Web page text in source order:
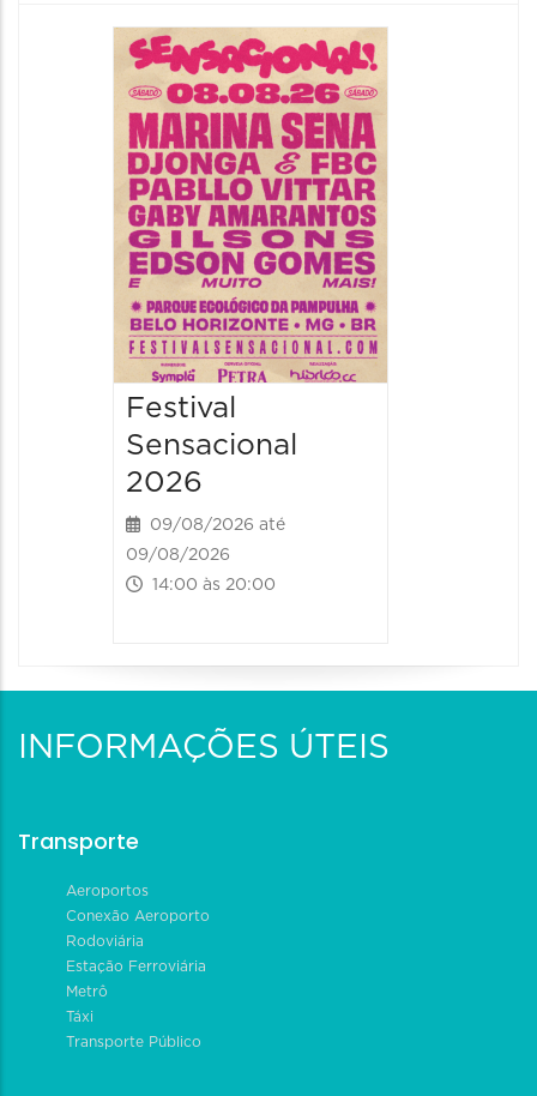
Festival
Sensacional
2026
09/08/2026 até
09/08/2026
14:00 às 20:00
INFORMAÇÕES ÚTEIS
Transporte
Aeroportos
Conexão Aeroporto
Rodoviária
Estação Ferroviária
Metrô
Táxi
Transporte Público